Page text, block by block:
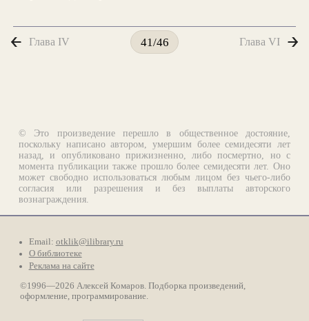
Глава IV 41/46 Глава VI
© Это произведение перешло в общественное достояние,
поскольку написано автором, умершим более семидесяти лет
назад, и опубликовано прижизненно, либо посмертно, но с
момента публикации также прошло более семидесяти лет. Оно
может свободно использоваться любым лицом без чьего-либо
согласия или разрешения и без выплаты авторского
вознаграждения.
Email: otklik@ilibrary.ru
О библиотеке
Реклама на сайте
©1996—2026 Алексей Комаров. Подборка произведений,
оформление, программирование.